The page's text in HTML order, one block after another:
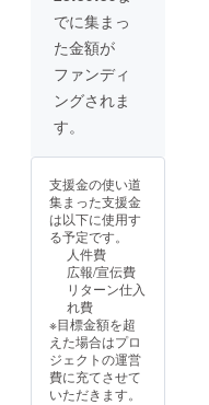
セージ
をお送
す。 活
動の報
セー
ジ】 感
謝の気
持ちを
込め
て、お
礼の
りしま
す。 活
動の報
告と写
真の添
付（数
枚）
サイ
ズ：
200X20
0X3.2m
m ・
支援
時、必
望され
るお名
前をご
記入く
ださ
い。 ・
デザイ
ンやロ
更は
メール
で取り
扱いま
す。 ・
ズ】 1
名当た
りの文
字サイ
ズ
H18cm
×W4cm
取り付
けた店
舗様が
ある限
り ・掲
載方
法：文
字の
ゴ／バ
ナーの
掲載は
不可 ・
掲載種
でに集まっ
た金額が
ファンディ
ングされま
す。
支援金の使い道
集まった支援金
は以下に使用す
る予定です。
人件費
広報/宣伝費
リターン仕入
れ費
※目標金額を超
えた場合はプロ
ジェクトの運営
費に充てさせて
いただきます。